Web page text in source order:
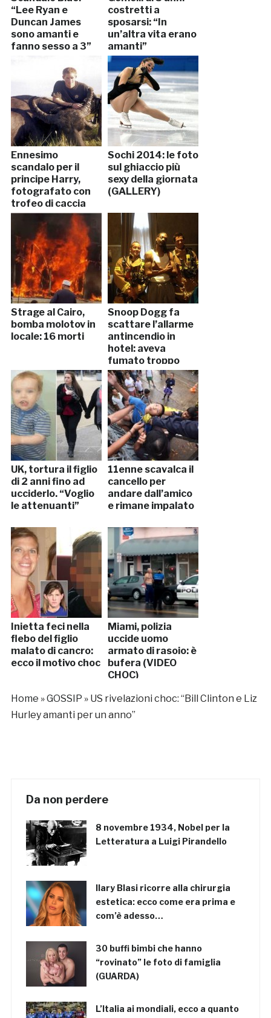
“Lee Ryan e
Duncan James
sono amanti e
fanno sesso a 3”
costretti a
sposarsi: “In
un’altra vita erano
amanti”
Ennesimo
scandalo per il
principe Harry,
fotografato con
trofeo di caccia
Sochi 2014: le foto
sul ghiaccio più
sexy della giornata
(GALLERY)
Strage al Cairo,
bomba molotov in
locale: 16 morti
Snoop Dogg fa
scattare l’allarme
antincendio in
hotel: aveva
fumato troppo
UK, tortura il figlio
di 2 anni fino ad
ucciderlo. “Voglio
le attenuanti”
11enne scavalca il
cancello per
andare dall’amico
e rimane impalato
Inietta feci nella
flebo del figlio
malato di cancro:
ecco il motivo choc
Miami, polizia
uccide uomo
armato di rasoio: è
bufera (VIDEO
CHOC)
Home »GOSSIP » US rivelazioni choc: “Bill Clinton e Liz
Hurley amanti per un anno”
Da non perdere
8 novembre 1934, Nobel per la
Letteratura a Luigi Pirandello
Ilary Blasi ricorre alla chirurgia
estetica: ecco come era prima e
com’è adesso…
30 buffi bimbi che hanno
“rovinato” le foto di famiglia
(GUARDA)
L’Italia ai mondiali, ecco a quanto